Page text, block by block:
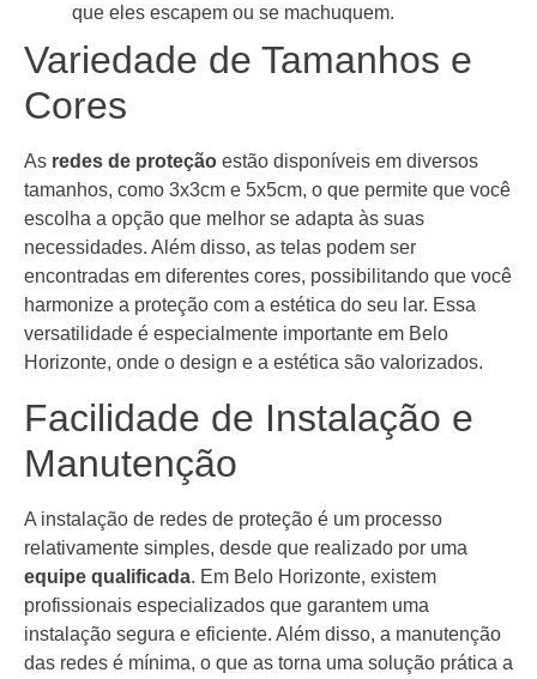
que eles escapem ou se machuquem.
Variedade de Tamanhos e
Cores
As redes de proteção estão disponíveis em diversos
tamanhos, como 3x3cm e 5x5cm, o que permite que você
escolha a opção que melhor se adapta às suas
necessidades. Além disso, as telas podem ser
encontradas em diferentes cores, possibilitando que você
harmonize a proteção com a estética do seu lar. Essa
versatilidade é especialmente importante em Belo
Horizonte, onde o design e a estética são valorizados.
Facilidade de Instalação e
Manutenção
A instalação de redes de proteção é um processo
relativamente simples, desde que realizado por uma
equipe qualificada. Em Belo Horizonte, existem
profissionais especializados que garantem uma
instalação segura e eficiente. Além disso, a manutenção
das redes é mínima, o que as torna uma solução prática a